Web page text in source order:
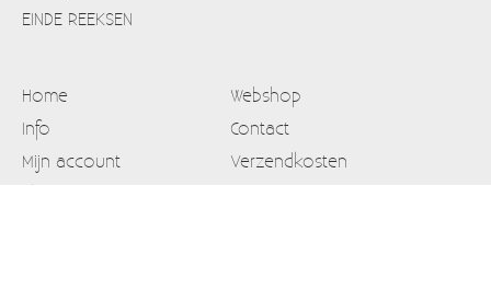
EINDE REEKSEN
Home
Webshop
Info
Contact
Mijn account
Verzendkosten
Blog